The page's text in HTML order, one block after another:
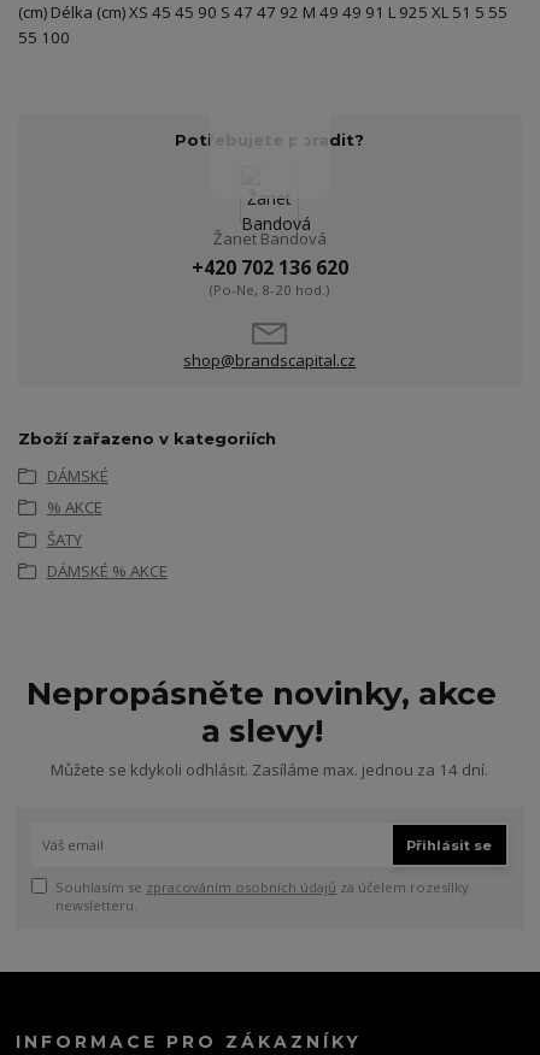
(cm) Délka (cm) XS 45 45 90 S 47 47 92 M 49 49 91 L 925 XL 51 5 55
55 100
Potřebujete poradit?
Žanet Bandová
+420 702 136 620
(Po-Ne, 8-20 hod.)
shop@brandscapital.cz
Zboží zařazeno v kategoriích
DÁMSKÉ
% AKCE
ŠATY
DÁMSKÉ % AKCE
Nepropásněte novinky, akce
a slevy!
Můžete se kdykoli odhlásit. Zasíláme max. jednou za 14 dní.
Přihlásit se
Souhlasím se zpracováním osobních údajů za účelem rozesílky
newsletteru.
INFORMACE PRO ZÁKAZNÍKY